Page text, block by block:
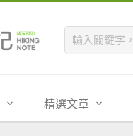
精選文章